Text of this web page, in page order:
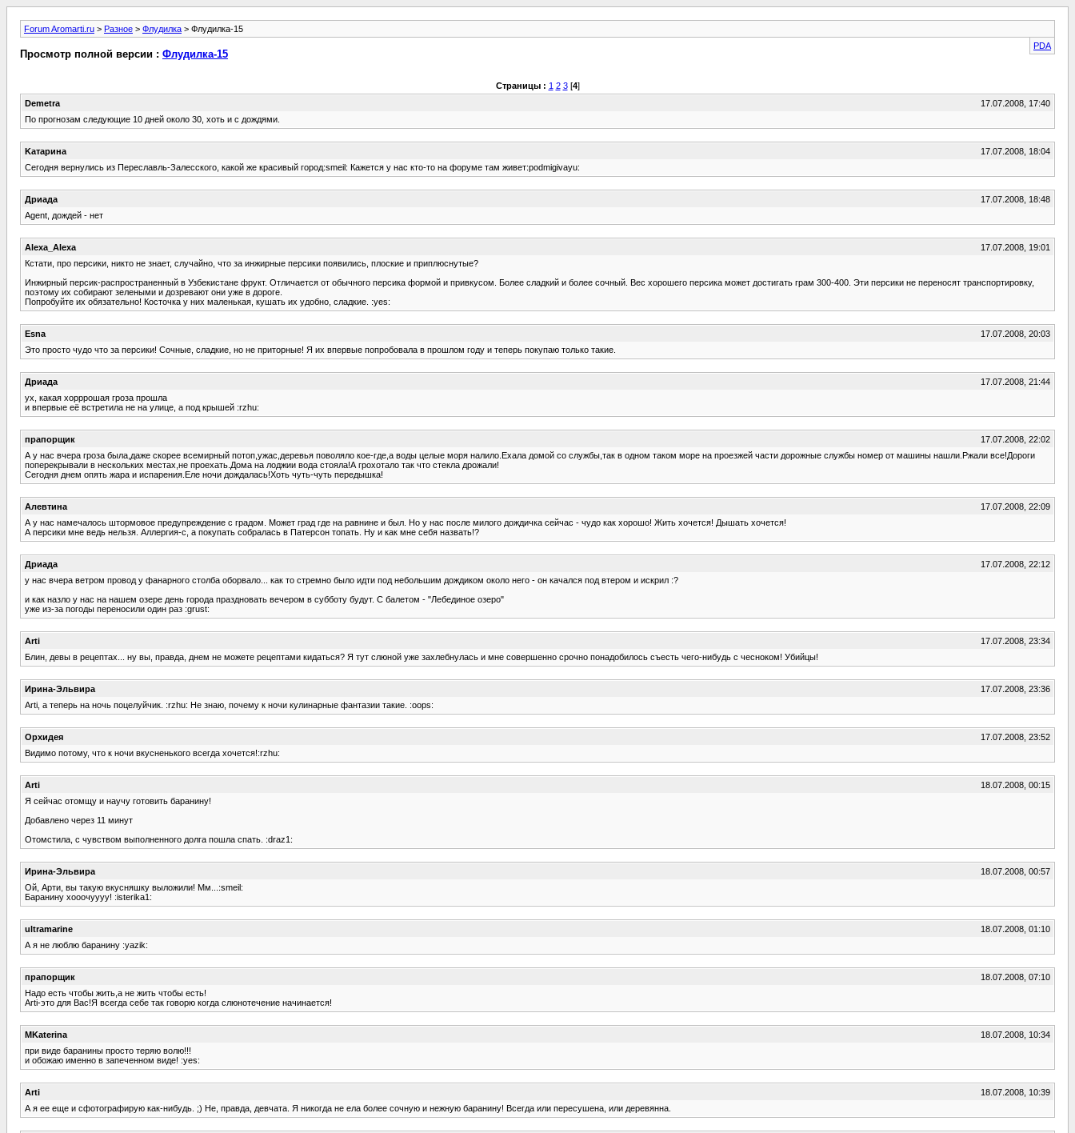
Forum Aromarti.ru > Разное > Флудилка > Флудилка-15
PDA
Просмотр полной версии : Флудилка-15
Страницы : 1 2 3[4]
Demetra
17.07.2008, 17:40
По прогнозам следующие 10 дней около 30, хоть и с дождями.
Kатарина
17.07.2008, 18:04
Сегодня вернулись из Переславль-Залесского, какой же красивый город:smeil: Кажется у нас кто-то на форуме там живет:podmigivayu:
Дриада
17.07.2008, 18:48
Agent, дождей - нет
Alexa_Alexa
17.07.2008, 19:01
Кстати, про персики, никто не знает, случайно, что за инжирные персики появились, плоские и приплюснутые?
Инжирный персик-распространенный в Узбекистане фрукт. Отличается от обычного персика формой и привкусом. Более сладкий и более сочный. Вес хорошего персика может достигать грам 300-400. Эти персики не переносят транспортировку,
поэтому их собирают зелеными и дозревают они уже в дороге.
Попробуйте их обязательно! Косточка у них маленькая, кушать их удобно, сладкие. :yes:
Esna
17.07.2008, 20:03
Это просто чудо что за персики! Сочные, сладкие, но не приторные! Я их впервые попробовала в прошлом году и теперь покупаю только такие.
Дриада
17.07.2008, 21:44
ух, какая хорррошая гроза прошла
и впервые её встретила не на улице, а под крышей :rzhu:
прапорщик
17.07.2008, 22:02
А у нас вчера гроза была,даже скорее всемирный потоп,ужас,деревья поволяло кое-где,а воды целые моря налило.Ехала домой со службы,так в одном таком море на проезжей части дорожные службы номер от машины нашли.Ржали все!Дороги
поперекрывали в нескольких местах,не проехать.Дома на лоджии вода стояла!А грохотало так что стекла дрожали!
Сегодня днем опять жара и испарения.Еле ночи дождалась!Хоть чуть-чуть передышка!
Алевтина
17.07.2008, 22:09
А у нас намечалось штормовое предупреждение с градом. Может град где на равнине и был. Но у нас после милого дождичка сейчас - чудо как хорошо! Жить хочется! Дышать хочется!
А персики мне ведь нельзя. Аллергия-с, а покупать собралась в Патерсон топать. Ну и как мне себя назвать!?
Дриада
17.07.2008, 22:12
у нас вчера ветром провод у фанарного столба оборвало... как то стремно было идти под небольшим дождиком около него - он качался под втером и искрил :?
и как назло у нас на нашем озере день города праздновать вечером в субботу будут. С балетом - "Лебединое озеро"
уже из-за погоды переносили один раз :grust:
Arti
17.07.2008, 23:34
Блин, девы в рецептах... ну вы, правда, днем не можете рецептами кидаться? Я тут слюной уже захлебнулась и мне совершенно срочно понадобилось съесть чего-нибудь с чесноком! Убийцы!
Ирина-Эльвира
17.07.2008, 23:36
Arti, а теперь на ночь поцелуйчик. :rzhu: Не знаю, почему к ночи кулинарные фантазии такие. :oops:
Орхидея
17.07.2008, 23:52
Видимо потому, что к ночи вкусненького всегда хочется!:rzhu:
Arti
18.07.2008, 00:15
Я сейчас отомщу и научу готовить баранину!
Добавлено через 11 минут
Отомстила, с чувством выполненного долга пошла спать. :draz1:
Ирина-Эльвира
18.07.2008, 00:57
Ой, Арти, вы такую вкусняшку выложили! Мм...:smeil:
Баранину хооочуууу! :isterika1:
ultramarine
18.07.2008, 01:10
А я не люблю баранину :yazik:
прапорщик
18.07.2008, 07:10
Надо есть чтобы жить,а не жить чтобы есть!
Аrti-это для Вас!Я всегда себе так говорю когда слюнотечение начинается!
MKaterina
18.07.2008, 10:34
при виде баранины просто теряю волю!!!
и обожаю именно в запеченном виде! :yes:
Arti
18.07.2008, 10:39
А я ее еще и сфотографирую как-нибудь. ;) Не, правда, девчата. Я никогда не ела более сочную и нежную баранину! Всегда или пересушена, или деревянна.